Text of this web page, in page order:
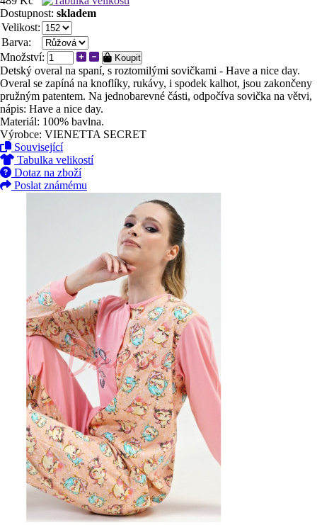
Dostupnost: skladem
Velikost:
Barva:
Množství:
Koupit
Detský overal na spaní, s roztomilými sovičkami - Have a nice day.
Overal se zapíná na knoflíky, rukávy, i spodek kalhot, jsou zakončeny
pružným patentem. Na jednobarevné části, odpočíva sovička na větvi,
nápis: Have a nice day.
Materiál: 100% bavlna.
Výrobce: VIENETTA SECRET
Související
Tabulka velikostí
Dotaz na zboží
Poslat známému